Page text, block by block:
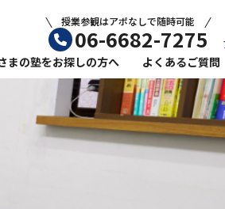
授業参観はアポなしで随時可能
06-6682-7275
まの塾をお探しの方へ
林教室の小学生コース
平林教室の英語指導
よくあるご質問